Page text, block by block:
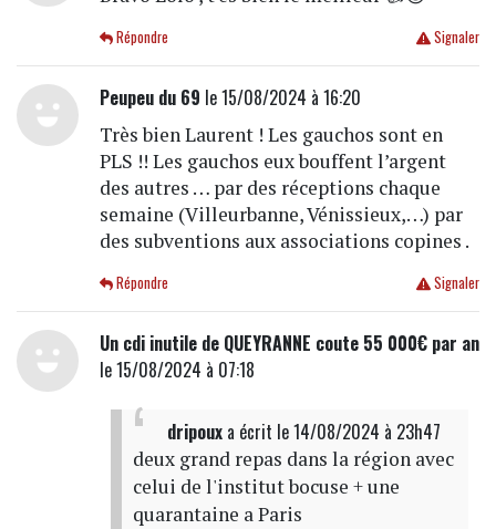
Signaler
Répondre
Peupeu du 69 le 15/08/2024 à 16:20
Très bien Laurent ! Les gauchos sont en
PLS !! Les gauchos eux bouffent l’argent
des autres … par des réceptions chaque
semaine (Villeurbanne, Vénissieux,…) par
des subventions aux associations copines .
Signaler
Répondre
Un cdi inutile de QUEYRANNE coute 55 000€ par an
le 15/08/2024 à 07:18
dripouxa écrit le 14/08/2024 à 23h47
deux grand repas dans la région avec
celui de l'institut bocuse + une
quarantaine a Paris